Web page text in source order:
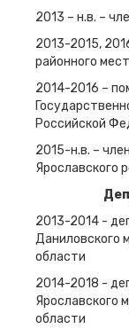
2013 – н.в. –
2013-2015,
районного
2014-2016 –
Российской
2015-н.в. –
Ярославского
2013-2014 -
Даниловского
области
2014-2018 -
Ярославского
области